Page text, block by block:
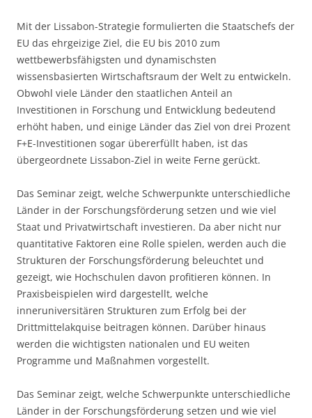
Mit der Lissabon-Strategie formulierten die Staatschefs der
EU das ehrgeizige Ziel, die EU bis 2010 zum
wettbewerbsfähigsten und dynamischsten
wissensbasierten Wirtschaftsraum der Welt zu entwickeln.
Obwohl viele Länder den staatlichen Anteil an
Investitionen in Forschung und Entwicklung bedeutend
erhöht haben, und einige Länder das Ziel von drei Prozent
F+E-Investitionen sogar übererfüllt haben, ist das
übergeordnete Lissabon-Ziel in weite Ferne gerückt.
Das Seminar zeigt, welche Schwerpunkte unterschiedliche
Länder in der Forschungsförderung setzen und wie viel
Staat und Privatwirtschaft investieren. Da aber nicht nur
quantitative Faktoren eine Rolle spielen, werden auch die
Strukturen der Forschungsförderung beleuchtet und
gezeigt, wie Hochschulen davon profitieren können. In
Praxisbeispielen wird dargestellt, welche
inneruniversitären Strukturen zum Erfolg bei der
Drittmittelakquise beitragen können. Darüber hinaus
werden die wichtigsten nationalen und EU weiten
Programme und Maßnahmen vorgestellt.
Das Seminar zeigt, welche Schwerpunkte unterschiedliche
Länder in der Forschungsförderung setzen und wie viel